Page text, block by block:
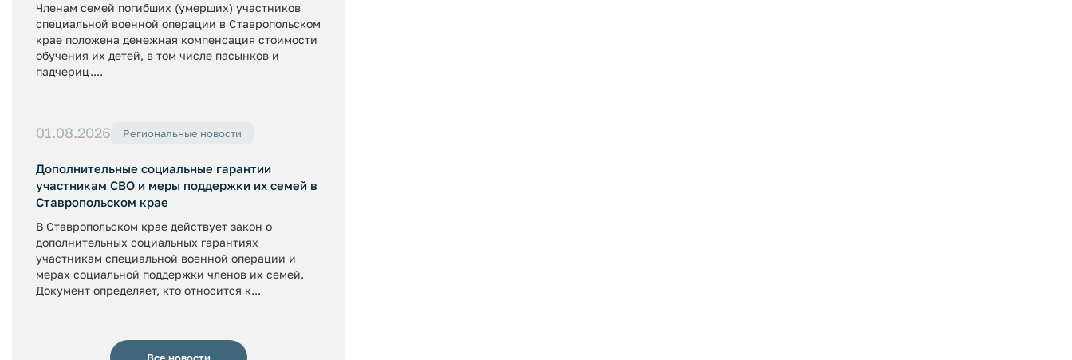
Членам семей погибших (умерших) участников
специальной военной операции в Ставропольском
крае положена денежная компенсация стоимости
обучения их детей, в том числе пасынков и
падчериц....
01.08.2026 Региональные новости
Дополнительные социальные гарантии
участникам СВО и меры поддержки их семей в
Ставропольском крае
В Ставропольском крае действует закон о
дополнительных социальных гарантиях
участникам специальной военной операции и
мерах социальной поддержки членов их семей.
Документ определяет, кто относится к...